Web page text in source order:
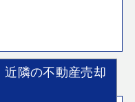
隣の不動産売却